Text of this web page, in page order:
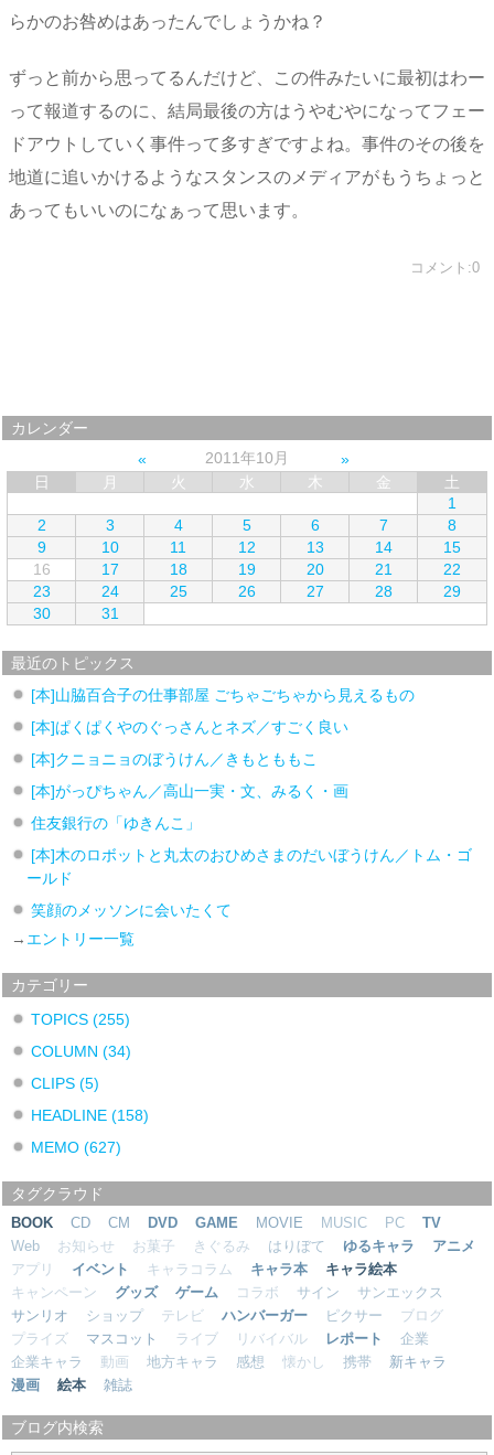
らかのお咎めはあったんでしょうかね？
ずっと前から思ってるんだけど、この件みたいに最初はわー
って報道するのに、結局最後の方はうやむやになってフェー
ドアウトしていく事件って多すぎですよね。事件のその後を
地道に追いかけるようなスタンスのメディアがもうちょっと
あってもいいのになぁって思います。
コメント:0
カレンダー
2011年10月
日
月 火 水 木 金
土
1
2
3 4 5 6 7
8
9
10 11 12 13 14
15
16
17 18 19 20 21
22
23
24 25 26 27 28
29
30
31
最近のトピックス
[本]山脇百合子の仕事部屋 ごちゃごちゃから見えるもの
[本]ぱくぱくやのぐっさんとネズ／すごく良い
[本]クニョニョのぼうけん／きもとももこ
[本]がっぴちゃん／高山一実・文、みるく・画
住友銀行の「ゆきんこ」
[本]木のロボットと丸太のおひめさまのだいぼうけん／トム・ゴ
ールド
笑顔のメッソンに会いたくて
→ エントリー一覧
カテゴリー
TOPICS(255)
COLUMN(34)
CLIPS(5)
HEADLINE(158)
MEMO(627)
タグクラウド
BOOK CD CM DVD GAME MOVIE MUSIC PC
TV
Web
お知らせ お菓子 きぐるみ はりぼて ゆるキャラ
アニメ
アプリ
イベント キャラコラム キャラ本
キャラ絵本
キャンペーン
グッズ ゲーム コラボ サイン
サンエックス
サンリオ
ショップ テレビ ハンバーガー ピクサー
ブログ
プライズ
マスコット ライブ リバイバル レポート
企業
企業キャラ
動画 地方キャラ 感想 懐かし 携帯
新キャラ
漫画
絵本 雑誌
ブログ内検索